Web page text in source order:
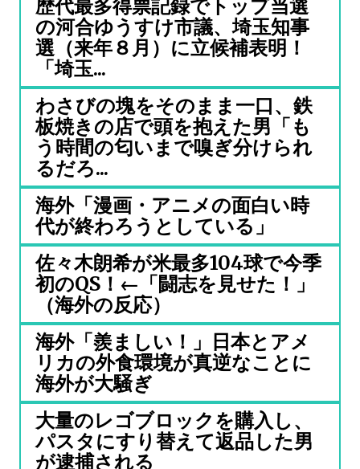
歴代最多得票記録でトップ当選
の河合ゆうすけ市議、埼玉知事
選（来年８月）に立候補表明！
「埼玉...
わさびの塊をそのまま一口、鉄
板焼きの店で頭を抱えた男「も
う時間の匂いまで嗅ぎ分けられ
るだろ...
海外「漫画・アニメの面白い時
代が終わろうとしている」
佐々木朗希が米最多104球で今季
初のQS！←「闘志を見せた！」
（海外の反応）
海外「羨ましい！」日本とアメ
リカの外食環境が真逆なことに
海外が大騒ぎ
大量のレゴブロックを購入し、
パスタにすり替えて返品した男
が逮捕される